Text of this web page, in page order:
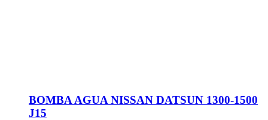
BOMBA AGUA NISSAN DATSUN 1300-1500
J15